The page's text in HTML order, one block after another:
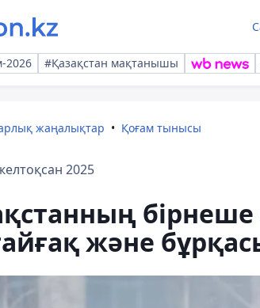
2026 #Қазақстан мақтанышы
жаңалықтар Қоғам тынысы
2025
бірнеше
және